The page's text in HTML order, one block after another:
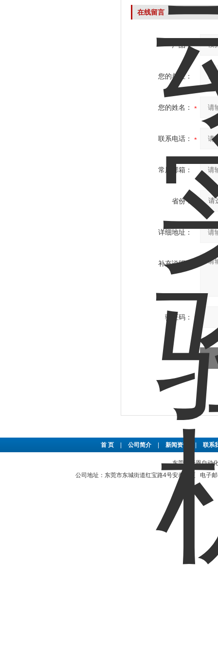
在线留言
产品：
您的单位：
您的姓名：
联系电话：
常用邮箱：
省份：
详细地址：
补充说明：
验证码：
首 页 公司简介 新闻资讯 联系
东莞市豪恩自动
公司地址：东莞市东城街道红宝路4号安泰大厦 电子